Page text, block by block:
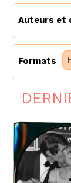
Auteurs et
Formats